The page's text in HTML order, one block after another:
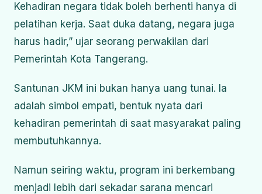
Kehadiran negara tidak boleh berhenti hanya di
pelatihan kerja. Saat duka datang, negara juga
harus hadir,” ujar seorang perwakilan dari
Pemerintah Kota Tangerang.
Santunan JKM ini bukan hanya uang tunai. Ia
adalah simbol empati, bentuk nyata dari
kehadiran pemerintah di saat masyarakat paling
membutuhkannya.
Namun seiring waktu, program ini berkembang
menjadi lebih dari sekadar sarana mencari